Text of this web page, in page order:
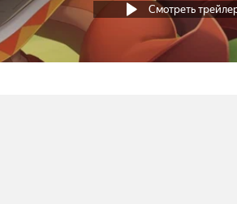
Смотреть